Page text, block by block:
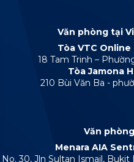
Văn phòng tại
Tòa VTC Online
18 Tam Trinh –
Tòa Jamona
210 Bùi Văn Ba -
Văn
Menara AIA
No. 30, Jln Sultan Ismail,